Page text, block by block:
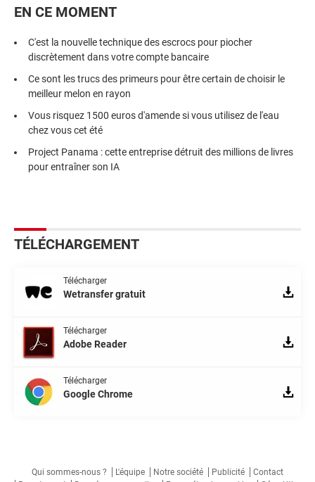
EN CE MOMENT
C'est la nouvelle technique des escrocs pour piocher
discrètement dans votre compte bancaire
Ce sont les trucs des primeurs pour être certain de choisir le
meilleur melon en rayon
Vous risquez 1500 euros d'amende si vous utilisez de l'eau
chez vous cet été
Project Panama : cette entreprise détruit des millions de livres
pour entraîner son IA
TÉLÉCHARGEMENT
Télécharger
Wetransfer gratuit
Télécharger
Adobe Reader
Télécharger
Google Chrome
Qui sommes-nous ? L'équipe Notre société Publicité
Contact